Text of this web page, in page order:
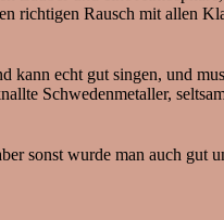
richtigen Rausch mit allen
echt gut singen, und
Schwedenmetaller,
sonst wurde man auch gut